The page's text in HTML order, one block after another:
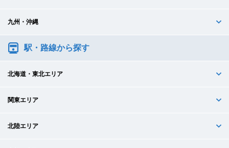
九州・沖縄
駅・路線から探す
北海道・東北エリア
関東エリア
北陸エリア